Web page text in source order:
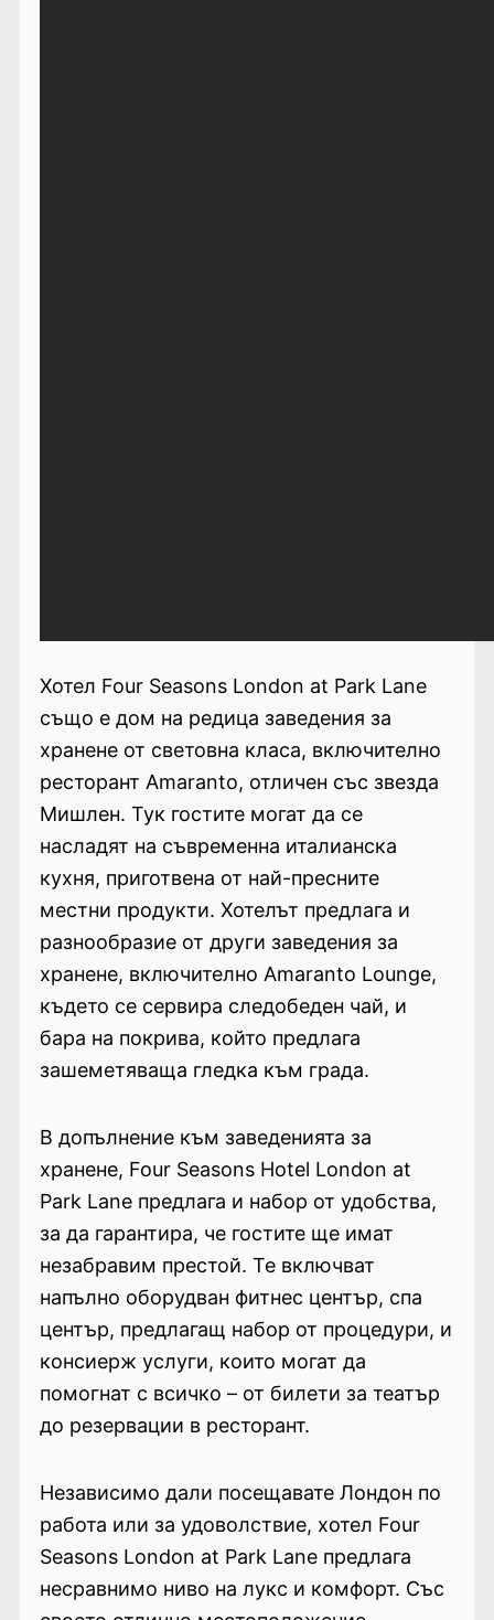
Хотел Four Seasons London at Park Lane
също е дом на редица заведения за
хранене от световна класа, включително
ресторант Amaranto, отличен със звезда
Мишлен. Тук гостите могат да се
насладят на съвременна италианска
кухня, приготвена от най-пресните
местни продукти. Хотелът предлага и
разнообразие от други заведения за
хранене, включително Amaranto Lounge,
където се сервира следобеден чай, и
бара на покрива, който предлага
зашеметяваща гледка към града.
В допълнение към заведенията за
хранене, Four Seasons Hotel London at
Park Lane предлага и набор от удобства,
за да гарантира, че гостите ще имат
незабравим престой. Те включват
напълно оборудван фитнес център, спа
център, предлагащ набор от процедури, и
консиерж услуги, които могат да
помогнат с всичко – от билети за театър
до резервации в ресторант.
Независимо дали посещавате Лондон по
работа или за удоволствие, хотел Four
Seasons London at Park Lane предлага
несравнимо ниво на лукс и комфорт. Със